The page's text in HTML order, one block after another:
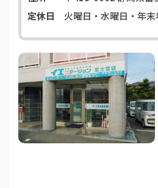
定休日
火曜日・水曜日・年